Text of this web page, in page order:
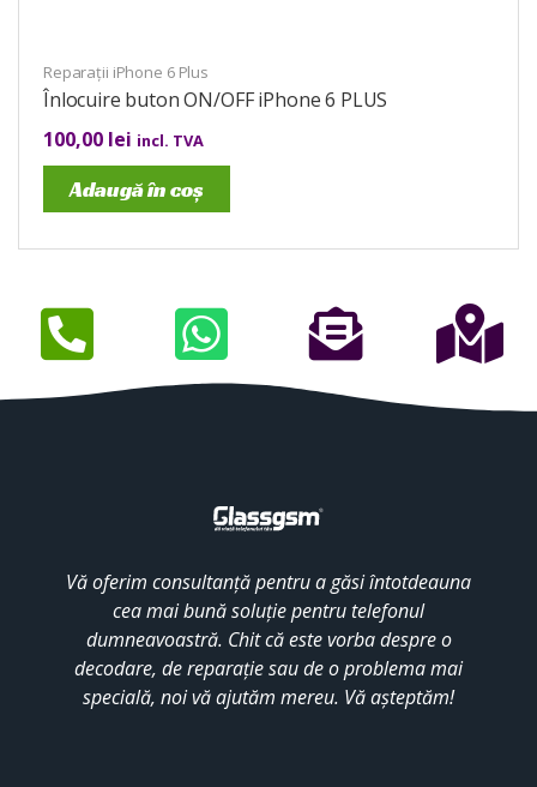
Reparații iPhone 6 Plus
Înlocuire buton ON/OFF iPhone 6 PLUS
100,00 lei incl. TVA
Adaugă în coș
Vă oferim consultanță pentru a găsi întotdeauna
cea mai bună soluție pentru telefonul
dumneavoastră. Chit că este vorba despre o
decodare, de reparație sau de o problema mai
specială, noi vă ajutăm mereu. Vă așteptăm!